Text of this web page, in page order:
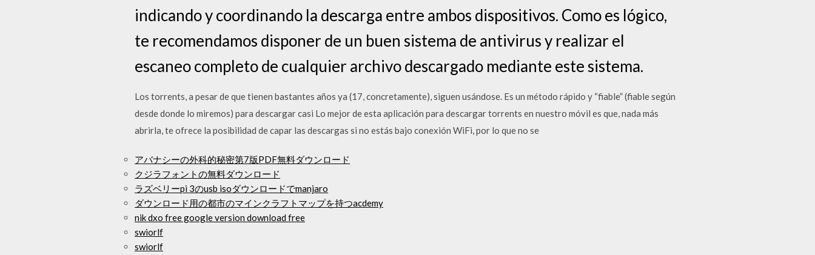
indicando y coordinando la descarga entre ambos dispositivos. Como es lógico,
te recomendamos disponer de un buen sistema de antivirus y realizar el
escaneo completo de cualquier archivo descargado mediante este sistema.
Los torrents, a pesar de que tienen bastantes años ya (17, concretamente), siguen usándose. Es un método rápido y “fiable” (fiable según
desde donde lo miremos) para descargar casi Lo mejor de esta aplicación para descargar torrents en nuestro móvil es que, nada más
abrirla, te ofrece la posibilidad de capar las descargas si no estás bajo conexión WiFi, por lo que no se
アバナシーの外科的秘密第7版PDF無料ダウンロード
クジラフォントの無料ダウンロード
ラズベリーpi 3のusb isoダウンロードでmanjaro
ダウンロード用の都市のマインクラフトマップを持つacdemy
nik dxo free google version download free
swiorlf
swiorlf